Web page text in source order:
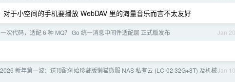
于小空间的手机要播放 WebDAV 里的海量音乐而言不太友好
Jan 20
次代码，适配 6 种 MQ？ Go 统一消息中间件适配层 正式版发布
Jan 10
新年第一波：送顶配创始珍藏版懒猫微服 NAS 私有云 (LC-02 32G+8T) 及机械